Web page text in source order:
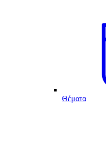
Θέματα